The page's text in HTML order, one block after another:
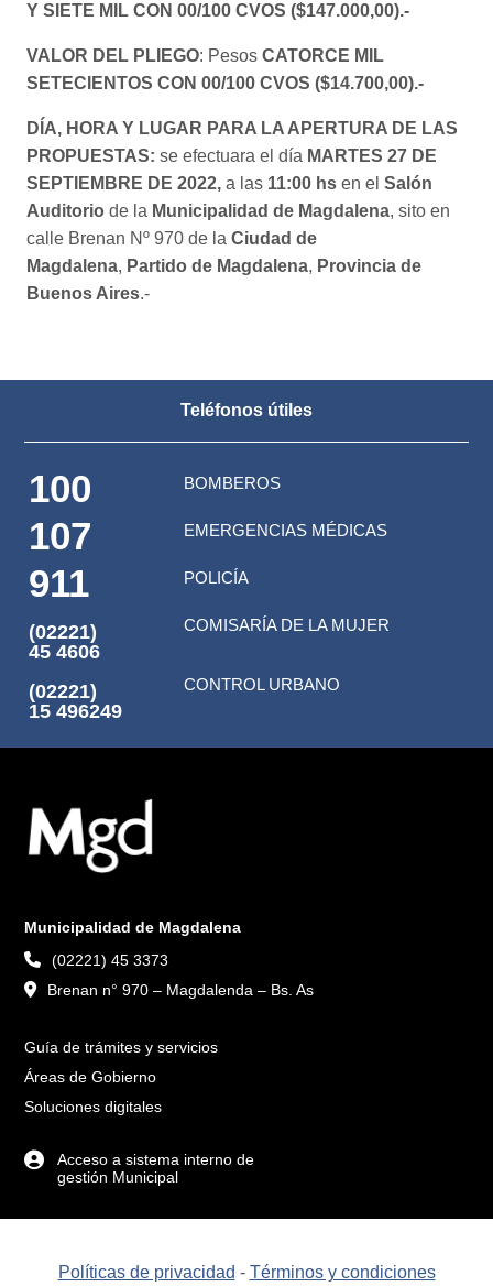
Y SIETE MIL CON 00/100 CVOS ($147.000,00).-
VALOR DEL PLIEGO: PesosCATORCE MIL
SETECIENTOS CON 00/100 CVOS ($14.700,00).-
DÍA, HORA Y LUGAR PARA LA APERTURA DE LAS
PROPUESTAS:se efectuara el día MARTES 27 DE
SEPTIEMBRE DE 2022,a las 11:00 hs en elSalón
Auditoriode la Municipalidad de Magdalena, sito en
calle Brenan Nº 970 de laCiudad de
Magdalena, Partido de Magdalena, Provincia de
Buenos Aires.-
Teléfonos útiles
100 BOMBEROS
107 EMERGENCIAS MÉDICAS
911 POLICÍA
(02221)
45 4606
COMISARÍA DE LA MUJER
(02221)
15 496249
CONTROL URBANO
Municipalidad de Magdalena
(02221) 45 3373
Brenan n° 970 – Magdalenda – Bs. As
Guía de trámites y servicios
Áreas de Gobierno
Soluciones digitales
Acceso a sistema interno de
gestión Municipal
Políticas de privacidad - Términos y condiciones